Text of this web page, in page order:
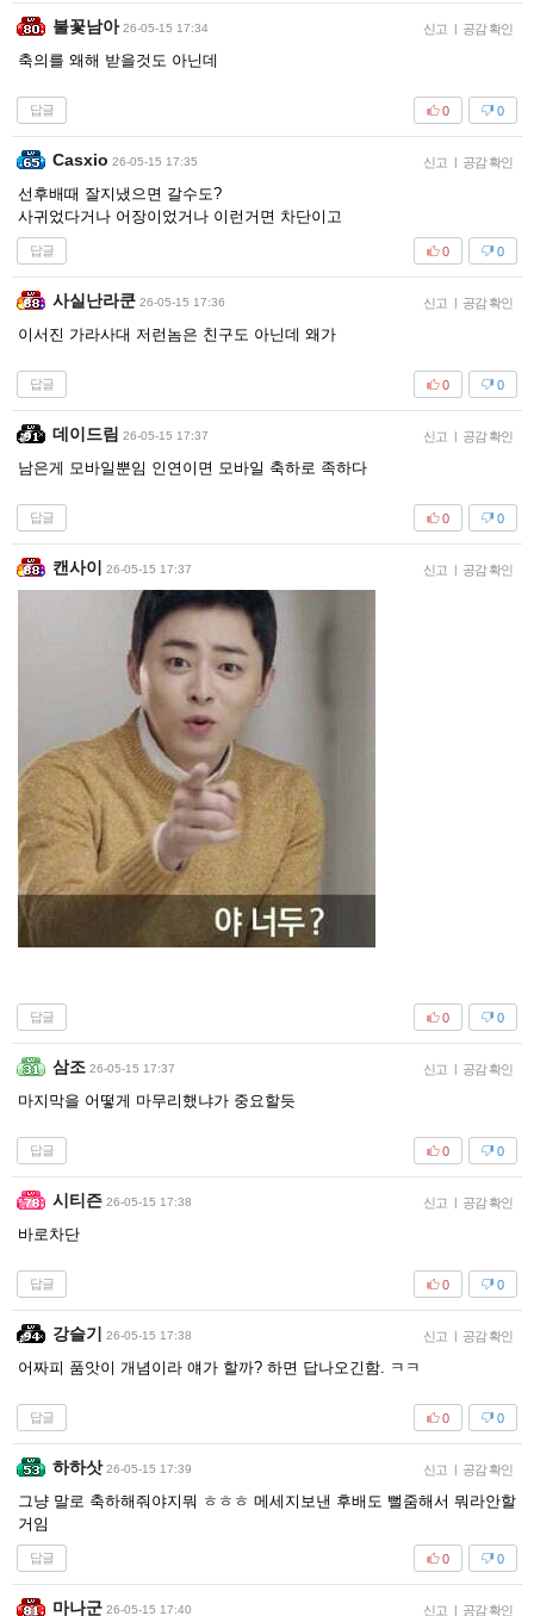
불꽃남아 26-05-15 17:34 신고 | 공감 확인
축의를 왜해 받을것도 아닌데
답글 0
0
Casxio 26-05-15 17:35 신고 | 공감 확인
선후배때 잘지냈으면 갈수도?
사귀었다거나 어장이었거나 이런거면 차단이고
답글 0
0
사실난라쿤 26-05-15 17:36 신고 | 공감 확인
이서진 가라사대 저런놈은 친구도 아닌데 왜가
답글 0
0
데이드림 26-05-15 17:37 신고 | 공감 확인
남은게 모바일뿐임 인연이면 모바일 축하로 족하다
답글 0
0
캔사이 26-05-15 17:37 신고 | 공감 확인
답글 0
0
삼조 26-05-15 17:37 신고 | 공감 확인
마지막을 어떻게 마무리했냐가 중요할듯
답글 0
0
시티즌 26-05-15 17:38 신고 | 공감 확인
바로차단
답글 0
0
강슬기 26-05-15 17:38 신고 | 공감 확인
어짜피 품앗이 개념이라 얘가 할까? 하면 답나오긴함. ㅋㅋ
답글 0
0
하하삿 26-05-15 17:39 신고 | 공감 확인
그냥 말로 축하해줘야지뭐 ㅎㅎㅎ 메세지보낸 후배도 뻘줌해서 뭐라안할
거임
답글 0
0
마나군 26-05-15 17:40 신고 | 공감 확인